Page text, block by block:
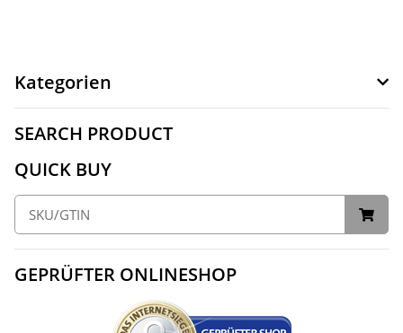
Kategorien
SEARCH PRODUCT
QUICK BUY
GEPRÜFTER ONLINESHOP